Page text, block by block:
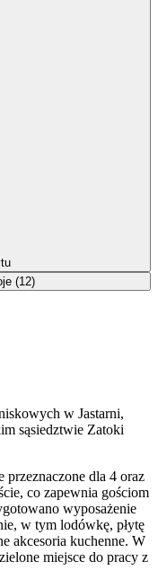
w Jastarni,
sąsiedztwie Zatoki
dla 4 oraz
co zapewnia gościom
wyposażenie
w tym lodówkę, płytę
akcesoria kuchenne. W
miejsce do pracy z
(12)